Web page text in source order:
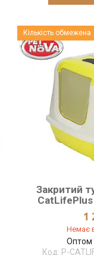
Кількість обмежена
Закритий
1
Немає
Оптом
P-